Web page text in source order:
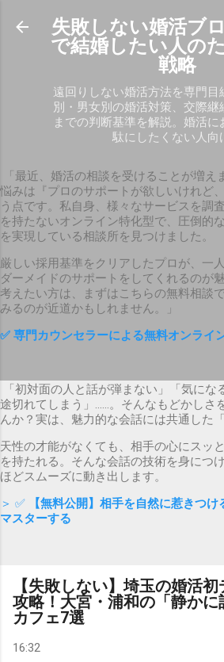
スキップしてメイン コン
失敗しない婚活ブ
で結婚したい人の
戦略
遠回りしない婚活方法を専門目
別・男女別の婚活対策、交際継
までの判断基準を解説。婚活に
駄にしたくない人向
「最近、婚活の相談を受けることが増え
悩みは『プロのサポートが欲しいけれど
う点です。私自身、様々なサービスを調
を持たないオンライン特化型で、圧倒的
を実現している相談所を見つけました。
厳しい採用基準をクリアしたプロが、一
ダーメイドのサポートをしてくれるのが
考えたい方は、まずはこちらの無料相談
みるのが近道かもしれません。」
✅ 専門カウンセラーによる無料オンライ
「初対面の人と話が弾まない」「気にな
途切れてしまう」……。そんなもどかしさ
んか？実は、魅力的な会話には共通した
天性の才能がなくても、相手の心にスッ
を持たれる。そんな会話の技術を身につ
ほどスムーズに動き出します。
＞ ✅
【無料公開】相手を自然に惹きつ
マスターする
【失敗しない】埼玉の婚活
攻略！大宮・浦和の「静かに
カフェ7選
16:32